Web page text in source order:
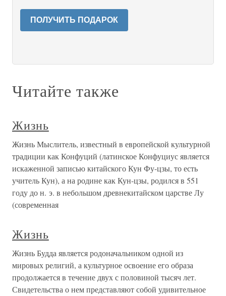
ПОЛУЧИТЬ ПОДАРОК
Читайте также
Жизнь
Жизнь Мыслитель, известный в европейской культурной
традиции как Конфуций (латинское Конфуциус является
искаженной записью китайского Кун Фу-цзы, то есть
учитель Кун), а на родине как Кун-цзы, родился в 551
году до н. э. в небольшом древнекитайском царстве Лу
(современная
Жизнь
Жизнь Будда является родоначальником одной из
мировых религий, а культурное освоение его образа
продолжается в течение двух с половиной тысяч лет.
Свидетельства о нем представляют собой удивительное